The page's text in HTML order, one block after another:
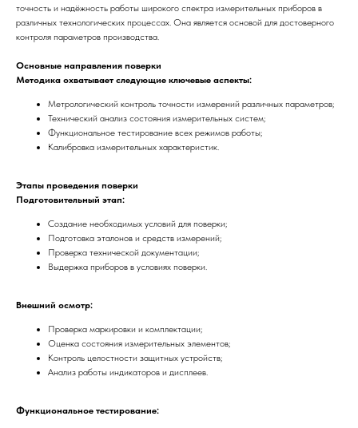
точность и надёжность работы широкого спектра измерительных приборов в
различных технологических процессах. Она является основой для достоверного
контроля параметров производства.
Основные направления поверки
Методика охватывает следующие ключевые аспекты:
Метрологический контроль точности измерений различных параметров;
Технический анализ состояния измерительных систем;
Функциональное тестирование всех режимов работы;
Калибровка измерительных характеристик.
Этапы проведения поверки
Подготовительный этап:
Создание необходимых условий для поверки;
Подготовка эталонов и средств измерений;
Проверка технической документации;
Выдержка приборов в условиях поверки.
Внешний осмотр:
Проверка маркировки и комплектации;
Оценка состояния измерительных элементов;
Контроль целостности защитных устройств;
Анализ работы индикаторов и дисплеев.
Функциональное тестирование: